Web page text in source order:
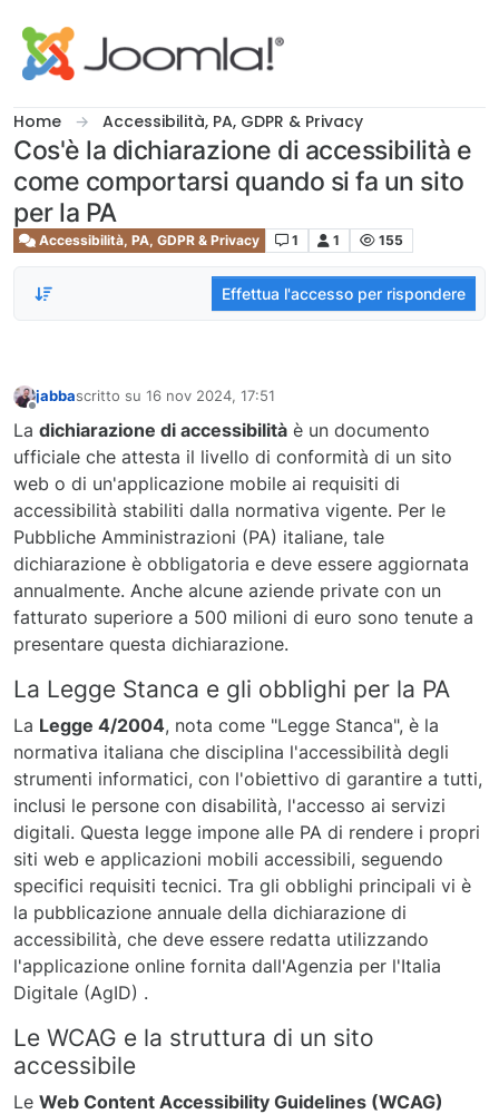
Home Accessibilità, PA, GDPR & Privacy
Cos'è la dichiarazione di accessibilità e
come comportarsi quando si fa un sito
per la PA
Accessibilità, PA, GDPR & Privacy 1 1 155
Effettua l'accesso per rispondere
jabbascritto su 16 nov 2024, 17:51
ultima modifica di
La dichiarazione di accessibilità è un documento
ufficiale che attesta il livello di conformità di un sito
web o di un'applicazione mobile ai requisiti di
accessibilità stabiliti dalla normativa vigente. Per le
Pubbliche Amministrazioni (PA) italiane, tale
dichiarazione è obbligatoria e deve essere aggiornata
annualmente. Anche alcune aziende private con un
fatturato superiore a 500 milioni di euro sono tenute a
presentare questa dichiarazione.
La Legge Stanca e gli obblighi per la PA
La Legge 4/2004, nota come "Legge Stanca", è la
normativa italiana che disciplina l'accessibilità degli
strumenti informatici, con l'obiettivo di garantire a tutti,
inclusi le persone con disabilità, l'accesso ai servizi
digitali. Questa legge impone alle PA di rendere i propri
siti web e applicazioni mobili accessibili, seguendo
specifici requisiti tecnici. Tra gli obblighi principali vi è
la pubblicazione annuale della dichiarazione di
accessibilità, che deve essere redatta utilizzando
l'applicazione online fornita dall'Agenzia per l'Italia
Digitale (AgID) .
Le WCAG e la struttura di un sito
accessibile
Le Web Content Accessibility Guidelines (WCAG)